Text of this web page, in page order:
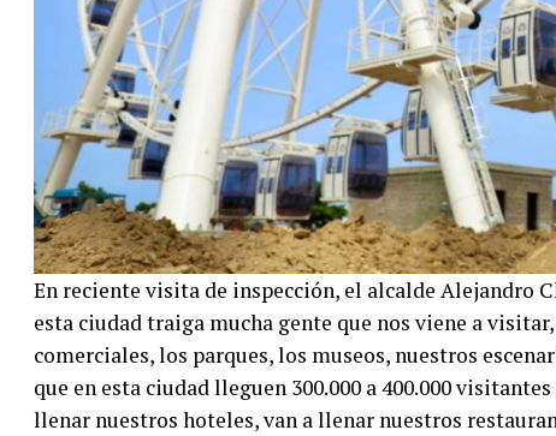
En reciente visita de inspección, el alcalde Alejandro
esta ciudad traiga mucha gente que nos viene a
comerciales, los parques, los museos, nuestros
que en esta ciudad lleguen 300.000 a 400.000
llenar nuestros hoteles, van a llenar nuestros